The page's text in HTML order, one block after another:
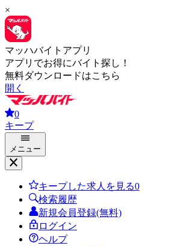
×
マッハバイトアプリ
アプリでお得にバイト探し！
無料ダウンロードはこちら
開く
0
キープ
メニュー
キープした求人を見る0
検索履歴
新規会員登録(無料)
ログイン
ヘルプ